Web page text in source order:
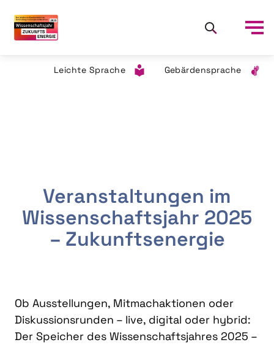
Leichte Sprache Gebärdensprache
Veranstaltungen im
Wissenschaftsjahr 2025
– Zukunftsenergie
Ob Ausstellungen, Mitmachaktionen oder
Diskussionsrunden – live, digital oder hybrid:
Der Speicher des Wissenschaftsjahres 2025 –